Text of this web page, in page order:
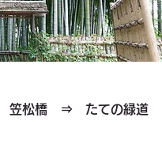
笠松橋　⇒　たての緑道